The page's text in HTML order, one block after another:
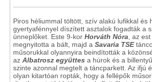
Piros héliummal töltött, szív alakú lufikkal és
gyertyafénnyel díszített asztalok fogadták a
ünneplőket. Este 9-kor Horváth Nóra , az
megnyitotta a bált, majd a Savaria TSE
műsorukkal olyannyira beindították a
az Albatrosz együttes a húrok és a
szinte azonnal megtelt a táncparkett. Az ifjú
olyan kitartóan ropták, hogy a fellépők